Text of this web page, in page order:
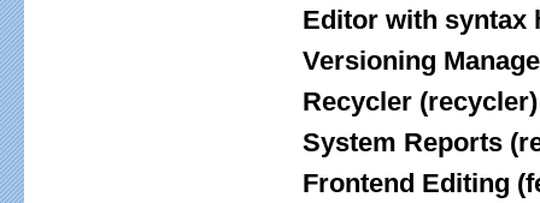
Editor with syntax
Versioning
Recycler (recycler)
System Reports
Frontend Editing